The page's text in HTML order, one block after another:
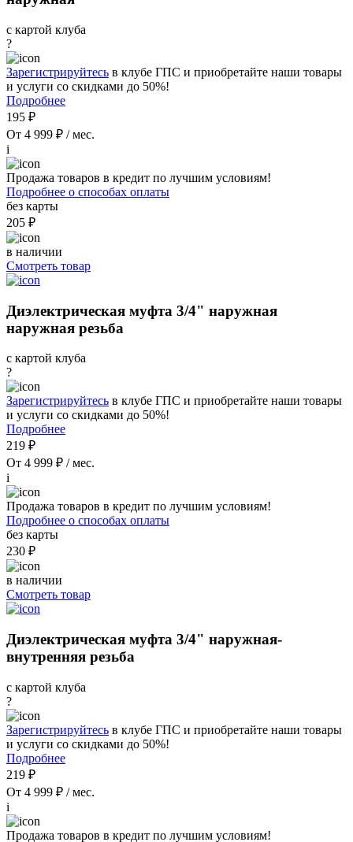
с картой клуба
?
Зарегистрируйтесь в клубе ГПС и приобретайте наши товары
и услуги со скидками до 50%!
Подробнее
195 ₽
От 4 999 ₽ / мес.
i
Продажа товаров в кредит по лучшим условиям!
Подробнее о способах оплаты
без карты
205 ₽
в наличии
Смотреть товар
Диэлектрическая муфта 3/4" наружная
наружная резьба
с картой клуба
?
Зарегистрируйтесь в клубе ГПС и приобретайте наши товары
и услуги со скидками до 50%!
Подробнее
219 ₽
От 4 999 ₽ / мес.
i
Продажа товаров в кредит по лучшим условиям!
Подробнее о способах оплаты
без карты
230 ₽
в наличии
Смотреть товар
Диэлектрическая муфта 3/4" наружная-
внутренняя резьба
с картой клуба
?
Зарегистрируйтесь в клубе ГПС и приобретайте наши товары
и услуги со скидками до 50%!
Подробнее
219 ₽
От 4 999 ₽ / мес.
i
Продажа товаров в кредит по лучшим условиям!